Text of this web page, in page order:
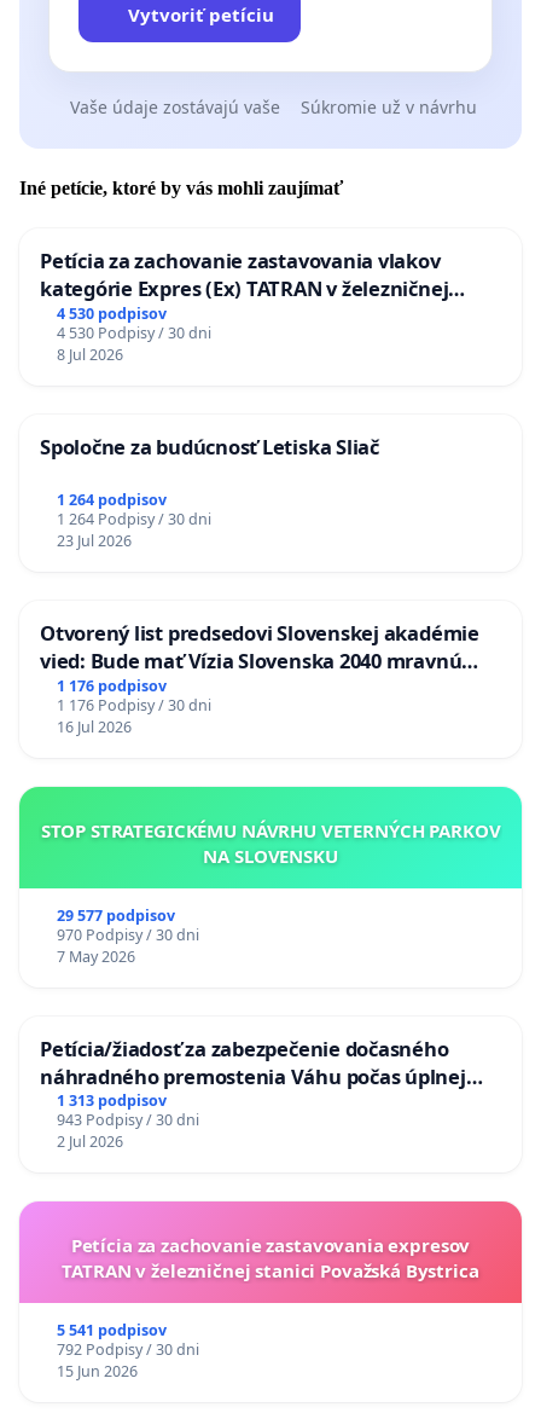
Vytvoriť petíciu
Vaše údaje zostávajú vaše Súkromie už v návrhu
Iné petície, ktoré by vás mohli zaujímať
Petícia za zachovanie zastavovania vlakov
kategórie Expres (Ex) TATRAN v železničnej
stanici Púchov
4 530 podpisov
4 530 Podpisy / 30 dni
8 Jul 2026
Spoločne za budúcnosť Letiska Sliač
1 264 podpisov
1 264 Podpisy / 30 dni
23 Jul 2026
Otvorený list predsedovi Slovenskej akadémie
vied: Bude mať Vízia Slovenska 2040 mravnú
chrbticu?
1 176 podpisov
1 176 Podpisy / 30 dni
16 Jul 2026
STOP STRATEGICKÉMU NÁVRHU VETERNÝCH PARKOV
NA SLOVENSKU
29 577 podpisov
970 Podpisy / 30 dni
7 May 2026
Petícia/žiadosť za zabezpečenie dočasného
náhradného premostenia Váhu počas úplnej
uzávery Vážskeho mosta v Komárne
1 313 podpisov
943 Podpisy / 30 dni
2 Jul 2026
Petícia za zachovanie zastavovania expresov
TATRAN v železničnej stanici Považská Bystrica
5 541 podpisov
792 Podpisy / 30 dni
15 Jun 2026